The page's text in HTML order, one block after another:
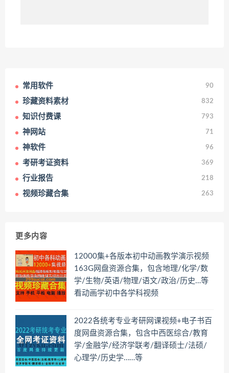
常用软件 90
珍藏资料素材 832
知识付费课 793
神网站 71
神软件 96
考研考证资料 369
行业报告 218
视频珍藏合集 263
更多内容
12000集+各版本初中动画教学演示视频
163G网盘资源合集，包含地理/化学/数
学/生物/英语/物理/语文/政治/历史…等
看动画学初中各学科视频
2022各统考专业考研网课视频+电子书百
度网盘资源合集，包含中西医综合/教育
学/金融学/经济学联考/翻译硕士/法硕/
心理学/历史学……等